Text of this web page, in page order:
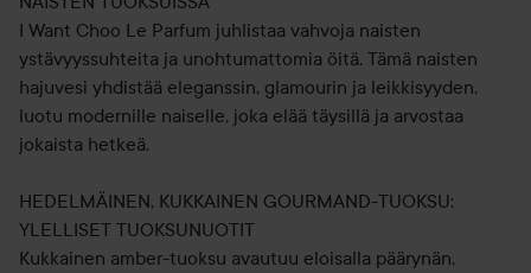
I Want Choo Le Parfum juhlistaa vahvoja naisten
ystävyyssuhteita ja unohtumattomia öitä. Tämä naisten
hajuvesi yhdistää eleganssin, glamourin ja leikkisyyden,
luotu modernille naiselle, joka elää täysillä ja arvostaa
jokaista hetkeä.
HEDELMÄINEN, KUKKAINEN GOURMAND-TUOKSU:
YLELLISET TUOKSUNUOTIT
Kukkainen amber-tuoksu avautuu eloisalla päärynän,